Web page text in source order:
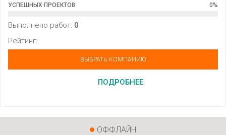
УСПЕШНЫХ ПРОЕКТОВ 0%
Выполнено работ: 0
Рейтинг:
ВЫБРАТЬ КОМПАНИЮ
ПОДРОБНЕЕ
ОФФЛАЙН